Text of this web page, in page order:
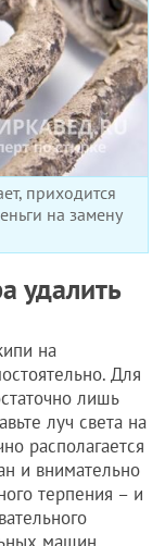
приходится
на замену
удалить
на
Для
лишь
луч света на
располагается
и внимательно
терпения – и